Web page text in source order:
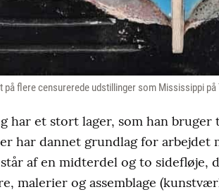
på flere censurerede udstillinger som Mississippi
har et stort lager, som han bruger
har dannet grundlag for
af en midterdel og to sidefløje,
malerier og assemblage